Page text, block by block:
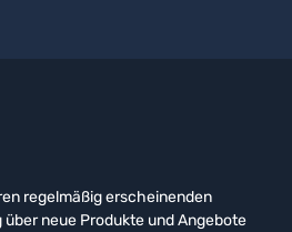
regelmäßig erscheinenden
neue Produkte und Angebote